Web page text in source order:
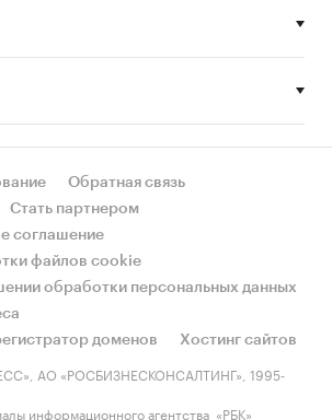
аккумуляторов и батарей.
объем и структуру
и батарей;
основных игроков на рынке
и батарей в России;
и перспективы
рынка аккумуляторов и
Обратная связь
Стать партнером
соглашение
файлов cookie
обработки персональных данных
доменов
Хостинг сайтов
АО «РОСБИЗНЕСКОНСАЛТИНГ», 1995-
информационного агентства «РБК»